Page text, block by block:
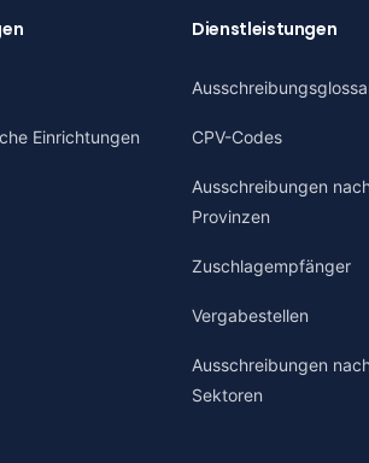
Einrichtungen
Dienstleistungen
CPV-Codes
Ausschreibungen
Provinzen
Zuschlagempfänger
Vergabestellen
Ausschreibungen
Sektoren